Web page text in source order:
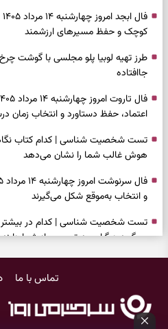
کوچک و حفظ مسیرهای ارزشمند
طرز تهیه لوبیا پلو مجلسی با گوشت
جاافتاده
اعتماد، حفظ دستاورد و انتخاب زمان
تست شخصیت شناسی | کدام کتاب
هوش غالب شما را نشان می‌دهد
و انتخاب به‌موقع شکل می‌گیرند
تست شخصیت شناسی | کدام در بیشتر
می‌گوید دیگران چه تصویری از شما دارند
ساده و آرام‌کردن شلوغی ذهن
برای پیدا کردن کار این دعای حضرت
آن راه کار و زندگی باز شد
تماس با ما